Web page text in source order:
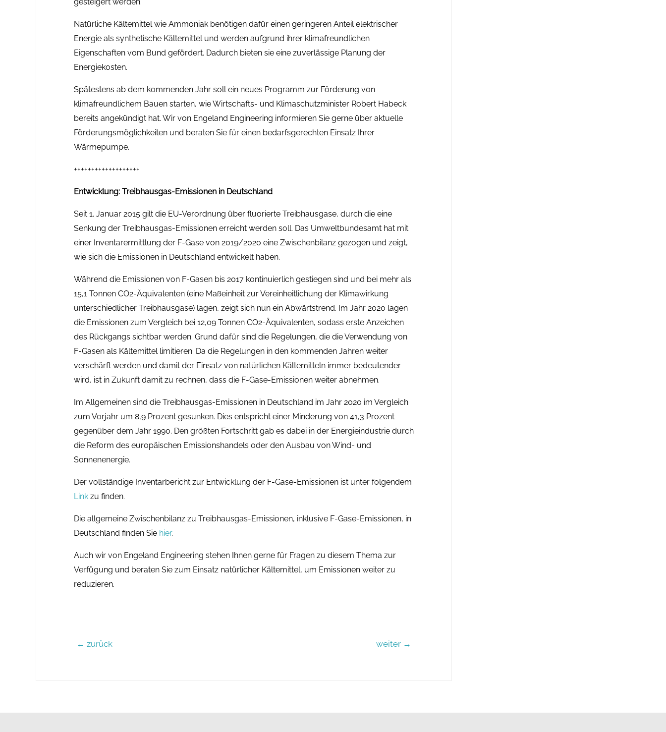
Natürliche Kältemittel wie Ammoniak benötigen dafür einen geringeren Anteil elektrischer
Energie als synthetische Kältemittel und werden aufgrund ihrer klimafreundlichen
Eigenschaften vom Bund gefördert. Dadurch bieten sie eine zuverlässige Planung der
Energiekosten.
Spätestens ab dem kommenden Jahr soll ein neues Programm zur Förderung von
klimafreundlichem Bauen starten, wie Wirtschafts- und Klimaschutzminister Robert Habeck
bereits angekündigt hat. Wir von Engeland Engineering informieren Sie gerne über aktuelle
Förderungsmöglichkeiten und beraten Sie für einen bedarfsgerechten Einsatz Ihrer
Wärmepumpe.
+++++++++++++++++++
Entwicklung: Treibhausgas-Emissionen in Deutschland
Seit 1. Januar 2015 gilt die EU-Verordnung über fluorierte Treibhausgase, durch die eine
Senkung der Treibhausgas-Emissionen erreicht werden soll. Das Umweltbundesamt hat mit
einer Inventarermittlung der F-Gase von 2019/2020 eine Zwischenbilanz gezogen und zeigt,
wie sich die Emissionen in Deutschland entwickelt haben.
Während die Emissionen von F-Gasen bis 2017 kontinuierlich gestiegen sind und bei mehr als
15,1 Tonnen CO2-Äquivalenten (eine Maßeinheit zur Vereinheitlichung der Klimawirkung
unterschiedlicher Treibhausgase) lagen, zeigt sich nun ein Abwärtstrend. Im Jahr 2020 lagen
die Emissionen zum Vergleich bei 12,09 Tonnen CO2-Äquivalenten, sodass erste Anzeichen
des Rückgangs sichtbar werden. Grund dafür sind die Regelungen, die die Verwendung von
F-Gasen als Kältemittel limitieren. Da die Regelungen in den kommenden Jahren weiter
verschärft werden und damit der Einsatz von natürlichen Kältemitteln immer bedeutender
wird, ist in Zukunft damit zu rechnen, dass die F-Gase-Emissionen weiter abnehmen.
Im Allgemeinen sind die Treibhausgas-Emissionen in Deutschland im Jahr 2020 im Vergleich
zum Vorjahr um 8,9 Prozent gesunken. Dies entspricht einer Minderung von 41,3 Prozent
gegenüber dem Jahr 1990. Den größten Fortschritt gab es dabei in der Energieindustrie durch
die Reform des europäischen Emissionshandels oder den Ausbau von Wind- und
Sonnenenergie.
Der vollständige Inventarbericht zur Entwicklung der F-Gase-Emissionen ist unter folgendem
Linkzu finden.
Die allgemeine Zwischenbilanz zu Treibhausgas-Emissionen, inklusive F-Gase-Emissionen, in
Deutschland finden Sie hier.
Auch wir von Engeland Engineering stehen Ihnen gerne für Fragen zu diesem Thema zur
Verfügung und beraten Sie zum Einsatz natürlicher Kältemittel, um Emissionen weiter zu
reduzieren.
Beitragsnavigation
← zurück weiter →